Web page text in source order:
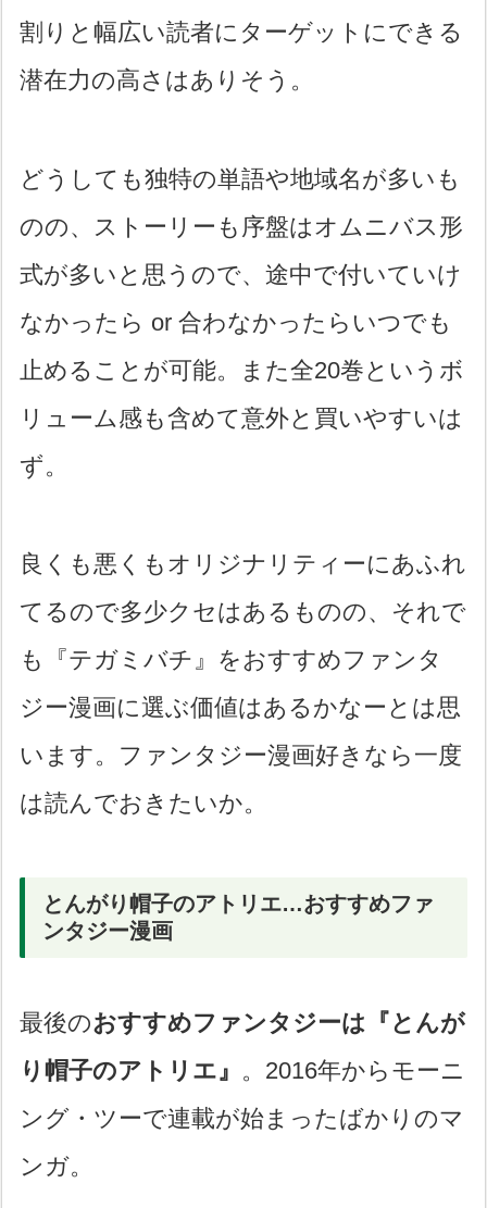
割りと幅広い読者にターゲットにできる
潜在力の高さはありそう。
どうしても独特の単語や地域名が多いも
のの、ストーリーも序盤はオムニバス形
式が多いと思うので、途中で付いていけ
なかったら or 合わなかったらいつでも
止めることが可能。また全20巻というボ
リューム感も含めて意外と買いやすいは
ず。
良くも悪くもオリジナリティーにあふれ
てるので多少クセはあるものの、それで
も『テガミバチ』をおすすめファンタ
ジー漫画に選ぶ価値はあるかなーとは思
います。ファンタジー漫画好きなら一度
は読んでおきたいか。
とんがり帽子のアトリエ…おすすめファ
ンタジー漫画
最後のおすすめファンタジーは『とんが
り帽子のアトリエ』 。2016年からモーニ
ング・ツーで連載が始まったばかりのマ
ンガ。